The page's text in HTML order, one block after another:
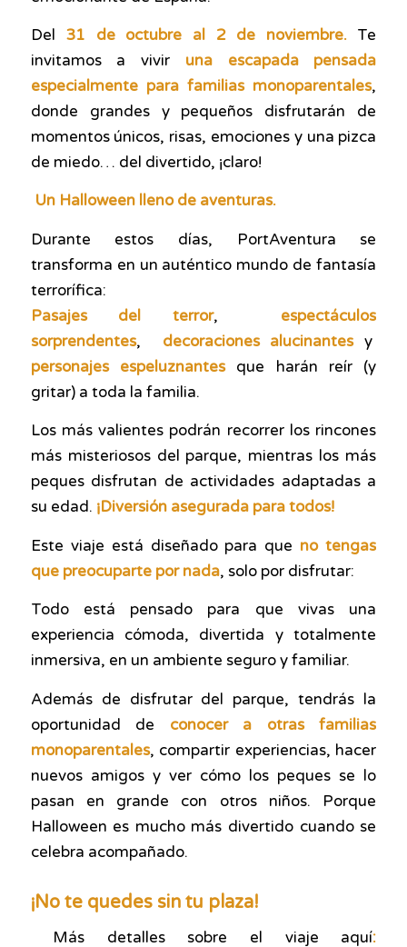
Del 31 de octubre al 2 de noviembre.Te
invitamos a vivir una escapada pensada
especialmente para familias monoparentales,
donde grandes y pequeños disfrutarán de
momentos únicos, risas, emociones y una pizca
de miedo… del divertido, ¡claro!
Un Halloween lleno de aventuras.
Durante estos días, PortAventura se
transforma en un auténtico mundo de fantasía
terrorífica:
Pasajes del terror, espectáculos
sorprendentes, decoraciones alucinantesy
personajes espeluznantesque harán reír (y
gritar) a toda la familia.
Los más valientes podrán recorrer los rincones
más misteriosos del parque, mientras los más
peques disfrutan de actividades adaptadas a
su edad. ¡Diversión asegurada para todos!
Este viaje está diseñado para que no tengas
que preocuparte por nada, solo por disfrutar:
Todo está pensado para que vivas una
experiencia cómoda, divertida y totalmente
inmersiva, en un ambiente seguro y familiar.
Además de disfrutar del parque, tendrás la
oportunidad de conocer a otras familias
monoparentales, compartir experiencias, hacer
nuevos amigos y ver cómo los peques se lo
pasan en grande con otros niños. Porque
Halloween es mucho más divertido cuando se
celebra acompañado.
¡No te quedes sin tu plaza!
Más detalles sobre el viaje aquí: